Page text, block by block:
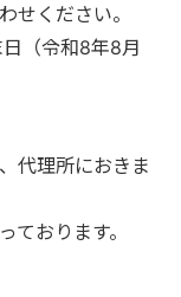
せください。
（令和8年8月
代理所におきま
おります。